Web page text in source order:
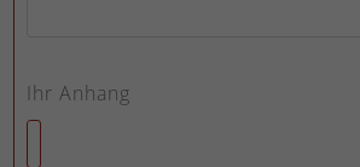
Ihr Anhang